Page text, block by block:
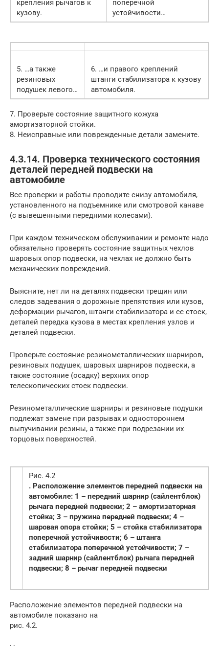
крепления рычагов к
кузову.
поперечной
устойчивости…
5. …а также
резиновых
подушек левого…
6. …и правого креплений
штанги стабилизатора к кузову
автомобиля.
7. Проверьте состояние защитного кожуха
амортизаторной стойки.
8. Неисправные или поврежденные детали замените.
4.3.14. Проверка технического состояния
деталей передней подвески на
автомобиле
Все проверки и работы проводите снизу автомобиля,
установленного на подъемнике или смотровой канаве
(с вывешенными передними колесами).
При каждом техническом обслуживании и ремонте надо
обязательно проверять состояние защитных чехлов
шаровых опор подвески, на чехлах не должно быть
механических повреждений.
Выясните, нет ли на деталях подвески трещин или
следов задевания о дорожные препятствия или кузов,
деформации рычагов, штанги стабилизатора и ее стоек,
деталей передка кузова в местах крепления узлов и
деталей подвески.
Проверьте состояние резинометаллических шарниров,
резиновых подушек, шаровых шарниров подвески, а
также состояние (осадку) верхних опор
телескопических стоек подвески.
Резинометаллические шарниры и резиновые подушки
подлежат замене при разрывах и одностороннем
выпучивании резины, а также при подрезании их
торцовых поверхностей.
Рис. 4.2
. Расположение элементов передней подвески на
автомобиле: 1 – передний шарнир (сайлентблок)
рычага передней подвески; 2 – амортизаторная
стойка; 3 – пружина передней подвески; 4 –
шаровая опора стойки; 5 – стойка стабилизатора
поперечной устойчивости; 6 – штанга
стабилизатора поперечной устойчивости; 7 –
задний шарнир (сайлентблок) рычага передней
подвески; 8 – рычаг передней подвески
Расположение элементов передней подвески на
автомобиле показано на
рис. 4.2.